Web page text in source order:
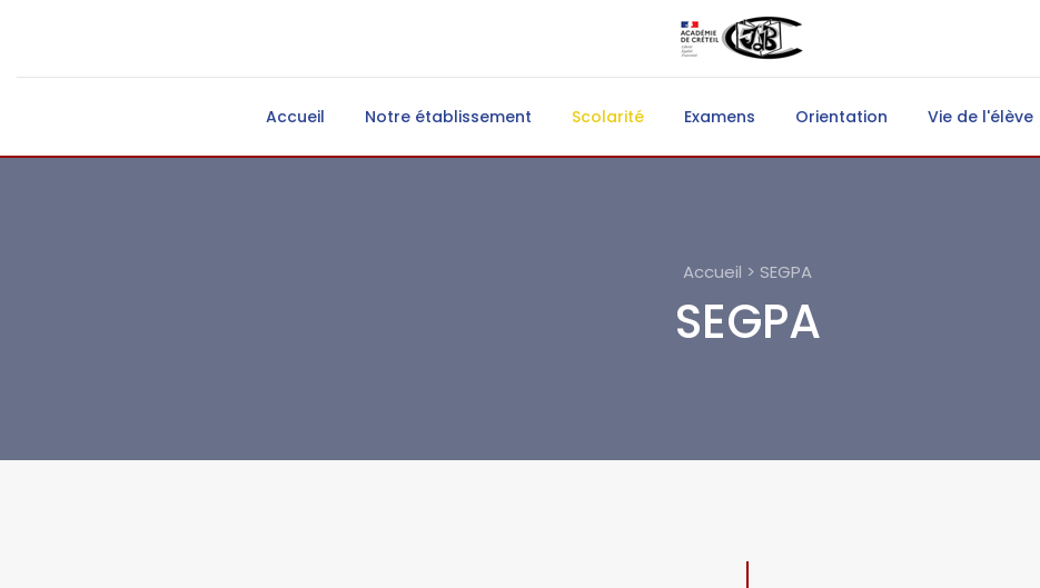
Accueil Notre établissement Scolarité Examens Orientation Vie de l'élève
Accueil > SEGPA
SEGPA